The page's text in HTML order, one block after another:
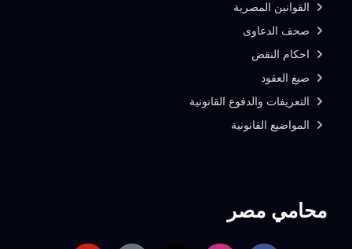
محامي مصر
القوانين المصرية
صحف الدعاوى
احكام النقض
صيغ العقود
التعريفات والدفوع القانونية
المواضيع القانونية